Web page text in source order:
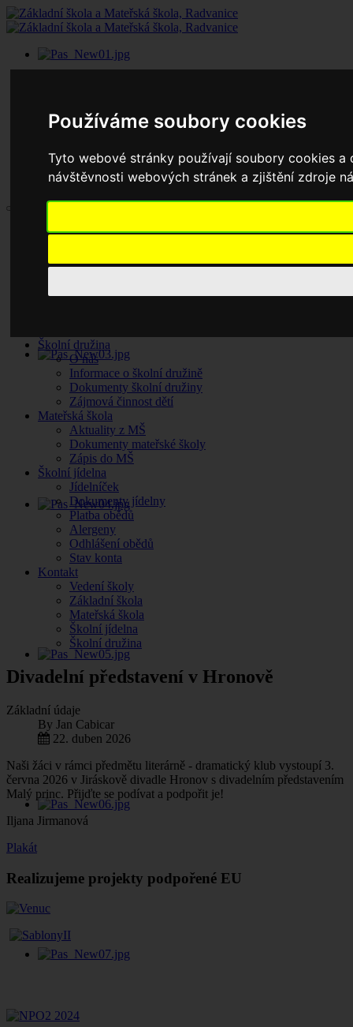
Používáme soubory cookies
Tyto webové stránky používají soubory cookies a
návštěvnosti webových stránek a zjištění zdroje
Aktuality
Školní družina
O nás
Informace o školní družině
Dokumenty školní družiny
Zájmová činnost dětí
Mateřská škola
Aktuality z MŠ
Dokumenty mateřské školy
Zápis do MŠ
Školní jídelna
Jídelníček
Dokumenty jídelny
Platba obědů
Alergeny
Odhlášení obědů
Stav konta
Kontakt
Vedení školy
Základní škola
Mateřská škola
Školní jídelna
Školní družina
Divadelní představení v Hronově
Základní údaje
By Jan Cabicar
22. duben 2026
Naši žáci v rámci předmětu literárně - dramatický klub vystoupí 3.
června 2026 v Jiráskově divadle Hronov s divadelním představením
Malý princ. Přijďte se podívat a podpořit je!
Iljana Jirmanová
Plakát
Realizujeme projekty podpořené EU